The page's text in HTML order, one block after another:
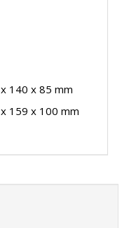
140 x 85 mm
159 x 100 mm